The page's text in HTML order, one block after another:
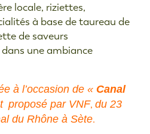
locale, riziettes,
à base de taureau de
de saveurs
une ambiance
à l’occasion de « Canal
proposé par VNF, du 23
du Rhône à Sète.